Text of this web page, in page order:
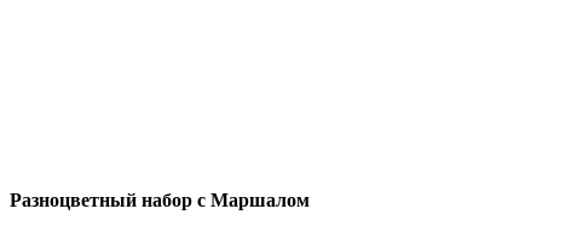
Разноцветный набор с Маршалом